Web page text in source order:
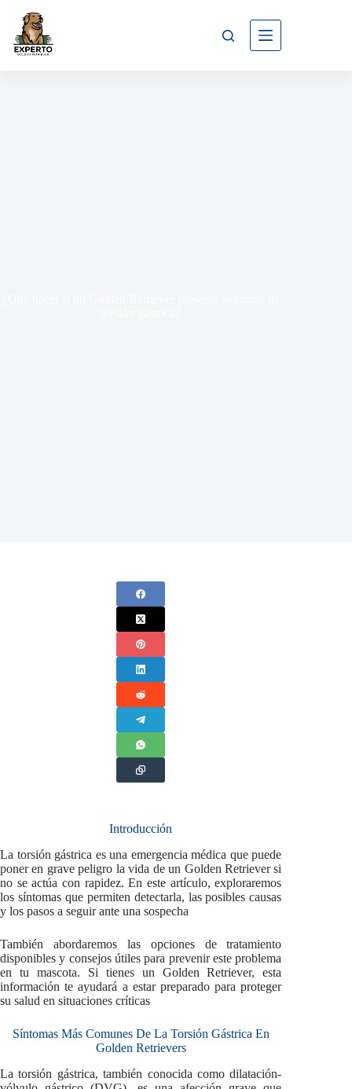
Introducción
La torsión gástrica es una emergencia médica que puede
poner en grave peligro la vida de un Golden Retriever si
no se actúa con rapidez. En este artículo, exploraremos
los síntomas que permiten detectarla, las posibles causas
y los pasos a seguir ante una sospecha
También abordaremos las opciones de tratamiento
disponibles y consejos útiles para prevenir este problema
en tu mascota. Si tienes un Golden Retriever, esta
información te ayudará a estar preparado para proteger
su salud en situaciones críticas
Síntomas Más Comunes De La Torsión Gástrica En
Golden Retrievers
La torsión gástrica, también conocida como dilatación-